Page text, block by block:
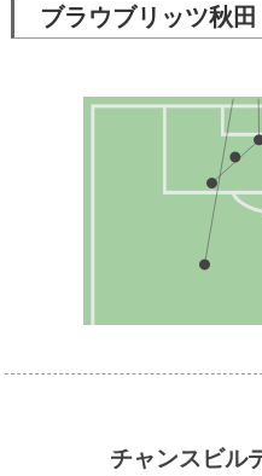
ブラウブリッツ秋田
チャンスビル